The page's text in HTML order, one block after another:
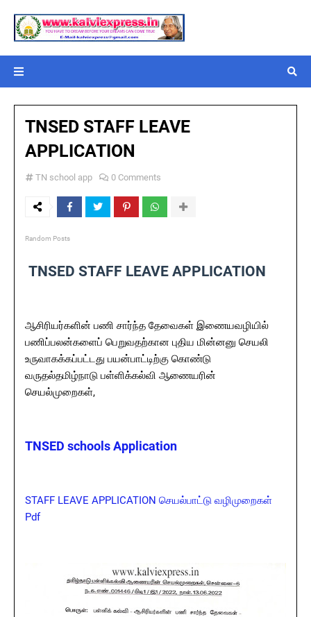
TNSED STAFF LEAVE
APPLICATION
TN school app 0 Comments
Random Posts
TNSED STAFF LEAVE APPLICATION
ஆசிரியர்களின்‌ பணி சார்ந்த தேவைகள்‌ இணையவழியில்‌
பணிப்பலன்களைப்‌ பெறுவதற்கான புதிய மின்னனு செயலி
உருவாகக்கப்பட்டது பயன்பாட்டிற்கு கொண்டு
வருதல்‌தமிழ்நாடு பள்ளிக்கல்வி ஆணையரின்‌
செயல்முறைகள்‌,
TNSED schools Application
STAFF LEAVE APPLICATION செயல்பாட்டு வழிமுறைகள்
Pdf